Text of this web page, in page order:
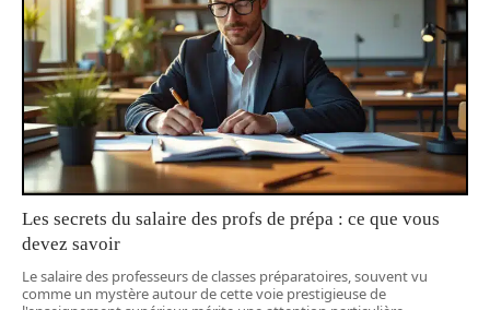
Les secrets du salaire des profs de prépa : ce que vous
devez savoir
Le salaire des professeurs de classes préparatoires, souvent vu
comme un mystère autour de cette voie prestigieuse de